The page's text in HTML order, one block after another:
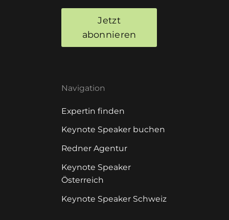
Jetzt
abonnieren
Navigation
Expertin finden
Keynote Speaker buchen
Redner Agentur
Keynote Speaker
Österreich
Keynote Speaker Schweiz